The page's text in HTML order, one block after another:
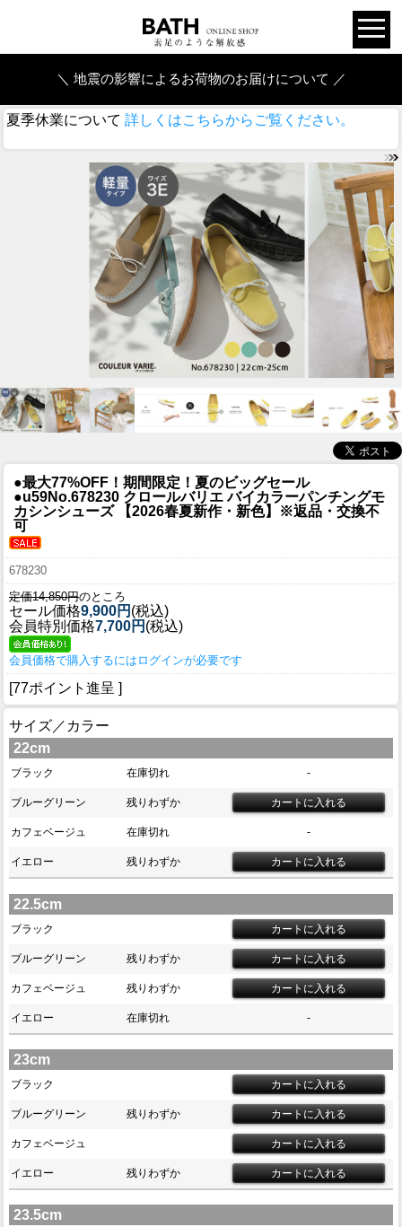
＼ 地震の影響によるお荷物のお届けについて ／
夏季休業について 詳しくはこちらからご覧ください。
●最大77%OFF！期間限定！夏のビッグセール
●u59No.678230 クロールバリエ バイカラーパンチングモ
カシンシューズ 【2026春夏新作・新色】※返品・交換不
可
678230
定価14,850円のところ
セール価格9,900円 (税込)
会員特別価格7,700円 (税込)
会員価格で購入するにはログインが必要です
[77ポイント進呈 ]
サイズ／カラー
22cm
ブラック 在庫切れ -
ブルーグリーン 残りわずか
カフェベージュ 在庫切れ -
イエロー 残りわずか
22.5cm
ブラック
ブルーグリーン 残りわずか
カフェベージュ 残りわずか
イエロー 在庫切れ -
23cm
ブラック
ブルーグリーン 残りわずか
カフェベージュ
イエロー 残りわずか
23.5cm